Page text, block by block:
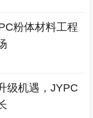
粉体材料工程
级机遇，JYPC